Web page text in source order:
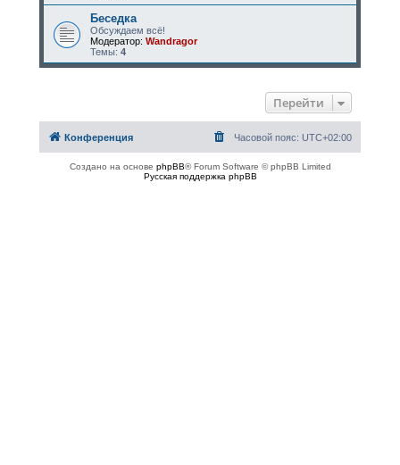
Беседка
Обсуждаем всё!
Модератор: Wandragor
Темы: 4
Перейти
Конференция Часовой пояс: UTC+02:00
Создано на основе phpBB® Forum Software © phpBB Limited
Русская поддержка phpBB